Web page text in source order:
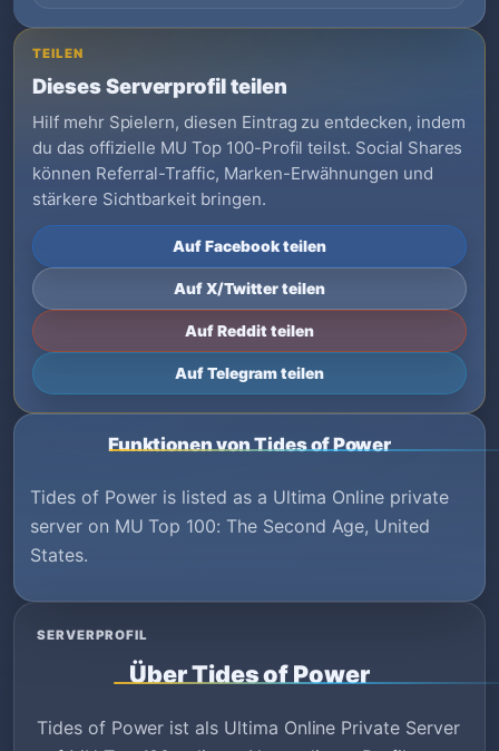
TEILEN
Dieses Serverprofil teilen
Hilf mehr Spielern, diesen Eintrag zu entdecken, indem
du das offizielle MU Top 100-Profil teilst. Social Shares
können Referral-Traffic, Marken-Erwähnungen und
stärkere Sichtbarkeit bringen.
Auf Facebook teilen
Auf X/Twitter teilen
Auf Reddit teilen
Auf Telegram teilen
Funktionen von Tides of Power
Tides of Power is listed as a Ultima Online private
server on MU Top 100: The Second Age, United
States.
SERVERPROFIL
Über Tides of Power
Tides of Power ist als Ultima Online Private Server